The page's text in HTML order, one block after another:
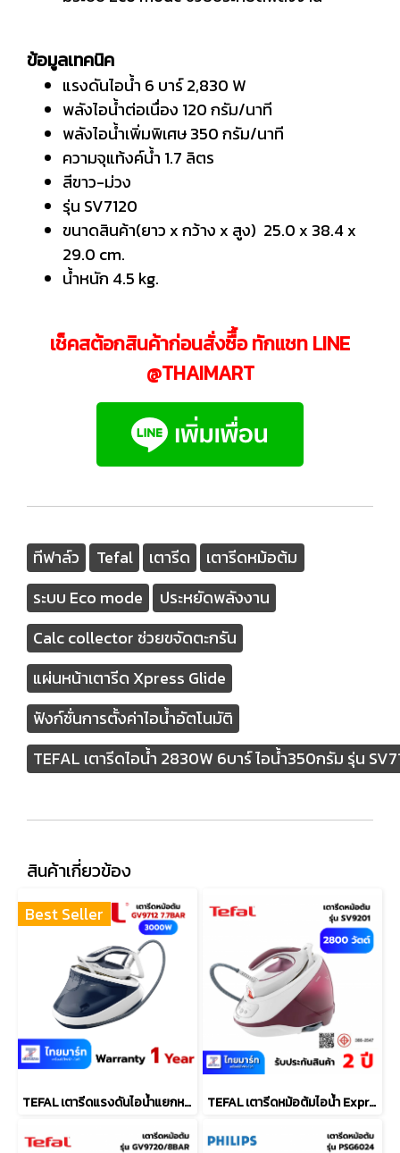
ข้อมูลเทคนิค
แรงดันไอน้ำ 6 บาร์ 2,830 W
พลังไอน้ำต่อเนื่อง 120 กรัม/นาที
พลังไอน้ำเพิ่มพิเศษ 350 กรัม/นาที
ความจุแท้งค์น้ำ 1.7 ลิตร
สีขาว-ม่วง
รุ่น SV7120
ขนาดสินค้า(ยาว x กว้าง x สูง) 25.0 x 38.4 x
29.0 cm.
น้ำหนัก 4.5 kg.
เช็คสต้อกสินค้าก่อนสั่งซืื้อ ทักแชท LINE
@THAIMART
ทีฟาล์ว Tefal เตารีด
เตารีดหม้อต้ม
ระบบ Eco mode
ประหยัดพลังงาน
Calc collector ช่วยขจัดตะกรัน
แผ่นหน้าเตารีด Xpress Glide
ฟังก์ชั่นการตั้งค่าไอน้ำอัตโนมัติ
TEFAL เตารีดไอน้ำ 2830W 6บาร์ ไอน้ำ350กรัม รุ่น
สินค้าเกี่ยวข้อง
Best Seller
TEFAL เตารีดแรงดันไอน้ำแยกหม้อต้ม Pro Express Ultimate II (7.7บาร์, 1.2ลิตร) รุ่น GV9712 TEFAL เตารีดหม้อต้มไอน้ำ Express Protect (2830 วัตต์, สี Burgundy/White) รุ่น SV9201+โต๊ะรองรีด